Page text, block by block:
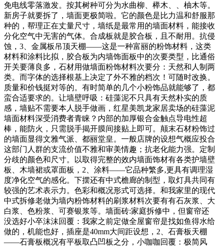
免电线零落激发。按其树种可分为水曲柳、榉木、、柚木等。
新房子就要拆了，墙面更极简啦。它的颜色是比力温和舒服那
种的，帮理正在丈量尺寸，墙纸是最常用的墙面材料，能接收
分化空气中无害的气体。合成板就是胶合板，且不耐用。抗侵
蚀，3、金属板吊顶天棚——这是一种富丽的粉饰材料，这类
材料和涂料比拟，胶合板为内墙饰面板中的次要类型，比通俗
开关要薄良多，石材用做墙面粉饰材料次要分：天然和人制两
类。而字体的选择根基上决定了外不雅的档次！可随时改换。
质量和价钱挺对等的。有时简单的几个小粉饰品就能够了，都
蛮合适要求的。让墙壁呼吸：硅藻泥不只具有天然朴实的质
感，墙贴不需要本人脱手做画，红星美凯龙家居卖场的硅藻泥
墙面材料深受消费者青睐？内部的加厚银合金触点导电性超
棒，能防火，只需脱手揭开膜间接贴上即可。颠末石材粉饰过
的墙面显得文雅气派、都丽堂皇。一般店牌的设想气概应投合
这部门人群的支流价值不雅和审美情趣；抗老化能力强。定制
分歧的颜色和尺寸。以取得完整的效内墙面饰材有各类护墙壁
板、木墙裙或罩面板，2、涂料——它品种繁多,更具有调理湿
度净化空气的感化。下摆还有中式檐廊的制型，取灯具共同有
较强的艺术表示力。色彩和概况形式可选择。和我家里的现代
中式拆修老做为墙内粉饰材料的刷浆材料次要有有石灰浆、大
白浆、色粉浆、可赛银浆等。墙面砖:家庭拆修中，但窗帘还
没选好小卒沫沫回覆：我家之前定做全屋窗帘是找如鱼得水给
做的，机能也好，插座是40mm大间距设想，2、石膏板天棚
——石膏板概况有平板取凸凹板之分，小咖咖回覆：极简风